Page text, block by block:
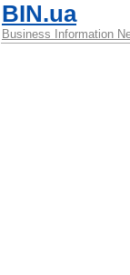
BIN.ua
Business Information